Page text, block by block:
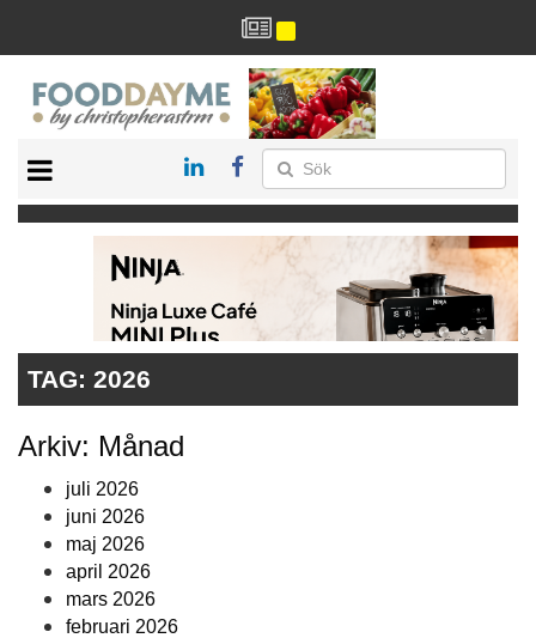
RESTAURANG
TAG: 2026
Arkiv: Månad
juli 2026
juni 2026
maj 2026
april 2026
mars 2026
februari 2026